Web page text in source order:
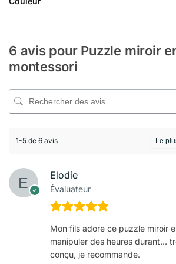
6 avis pour Puzzle miroir
montessori
1-5 de 6 avis
Elodie
Évaluateur
Mon fils adore ce puzzle miroir
manipuler des heures durant…
conçu, je recommande.